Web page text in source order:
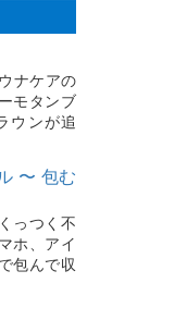
ナケアの
モタンブ
ウンが追
〜 包む
っつく不
ホ、アイ
包んで収